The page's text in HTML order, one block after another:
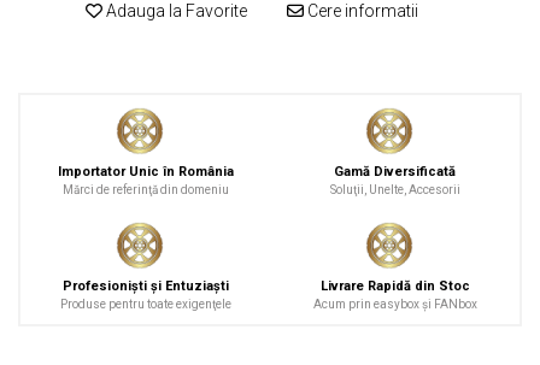
Adauga la Favorite Cere informatii
Importator Unic în România
Mărci de referinţă din domeniu
Gamă Diversificată
Soluţii, Unelte, Accesorii
Profesionişti şi Entuziaşti
Produse pentru toate exigenţele
Livrare Rapidă din Stoc
Acum prin easybox şi FANbox